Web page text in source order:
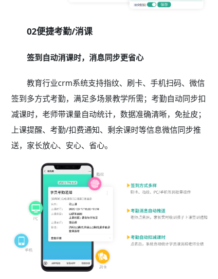
02便捷考勤/消课
签到自动消课时，消息同步更省心
教育行业crm系统支持指纹、刷卡、手机扫码、微信
签到多方式考勤，满足多场景教学所需；考勤自动同步扣
减课时，老师带课量自动统计，数据准确清晰，免扯皮；
上课提醒、考勤/扣费通知、剩余课时等信息微信同步推
送，家长放心、安心、省心。